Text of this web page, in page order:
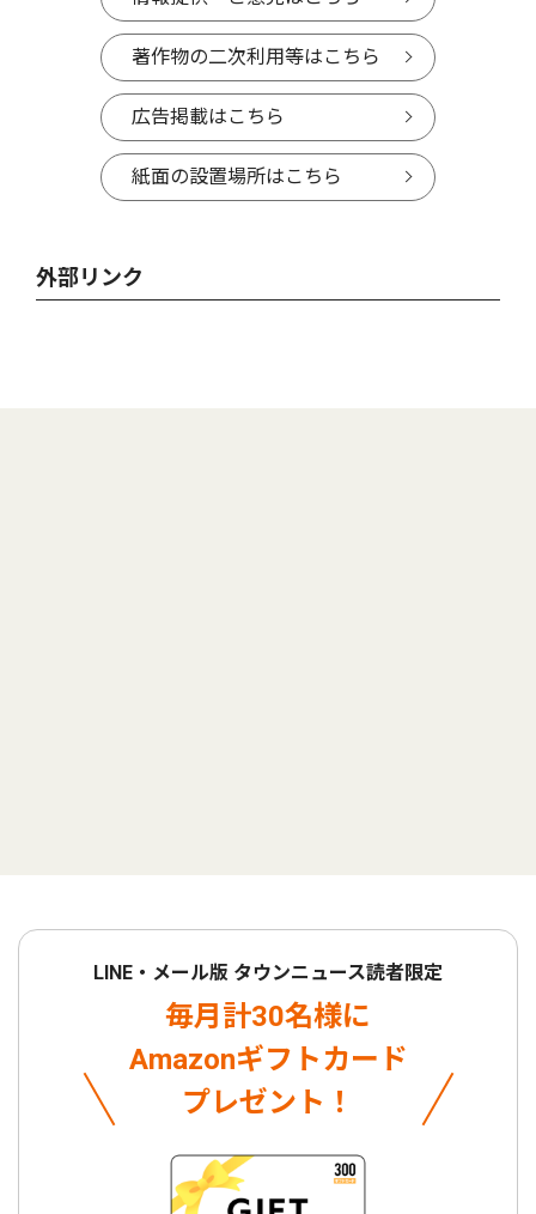
著作物の二次利用等はこちら
広告掲載はこちら
紙面の設置場所はこちら
外部リンク
LINE・メール版 タウンニュース読者限定
毎月計30名様に
Amazonギフトカード
プレゼント！